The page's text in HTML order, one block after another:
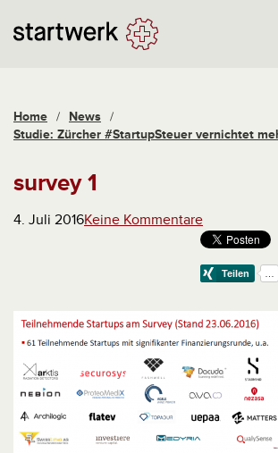
Home / News /
Studie: Zürcher #StartupSteuer vernichtet
survey 1
4. Juli 2016Keine Kommentare